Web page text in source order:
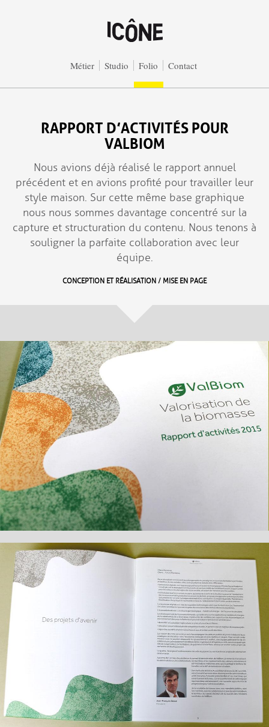
Métier Studio Folio Contact
RAPPORT D’ACTIVITÉS POUR
VALBIOM
Nous avions déjà réalisé le rapport annuel
précédent et en avions profité pour travailler leur
style maison. Sur cette même base graphique
nous nous sommes davantage concentré sur la
capture et structuration du contenu. Nous tenons à
souligner la parfaite collaboration avec leur
équipe.
CONCEPTION ET RÉALISATION / MISE EN PAGE